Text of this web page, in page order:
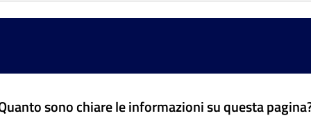
sono chiare le informazioni su questa